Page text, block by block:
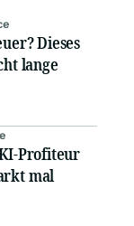
Dieses
lange
Profiteur
mal